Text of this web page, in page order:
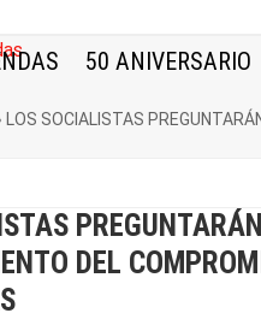
50 ANIVERSARIO
LOS SOCIALISTAS
DEL